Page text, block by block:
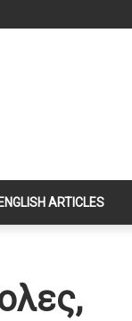
ENGLISH ARTICLES